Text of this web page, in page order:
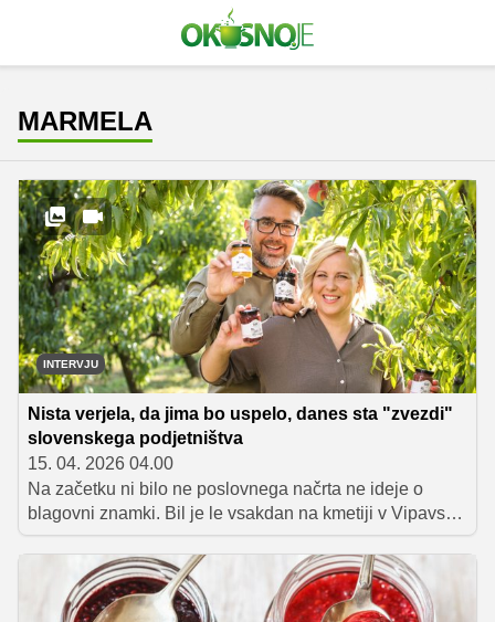
MARMELA
INTERVJU
Nista verjela, da jima bo uspelo, danes sta "zvezdi"
slovenskega podjetništva
15. 04. 2026 04.00
Na začetku ni bilo ne poslovnega načrta ne ideje o
blagovni znamki. Bil je le vsakdan na kmetiji v Vipavski
dolini in vprašanje, kako naprej. O svoji poti in začetkih
sta nam Uroš in Valentina Kavčič zaupala, kako se je iz
tega postopoma razvila zgodba, ki ju danes uvršča med
najbolj prepoznavne obraze Štartaj Slovenija.